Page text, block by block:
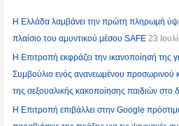
Η Ελλάδα λαμβάνει την πρώτη πληρωμή
πλαίσιο του αμυντικού μέσου SAFE 23
Η Επιτροπή εκφράζει την ικανοποίησή της
Συμβούλιο ενός ανανεωμένου προσωρινού
της σεξουαλικής κακοποίησης παιδιών στο
Η Επιτροπή επιβάλλει στην Google